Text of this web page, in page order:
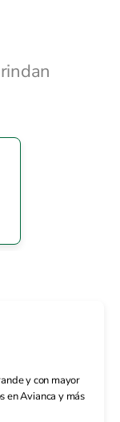
y con mayor
en Avianca y más